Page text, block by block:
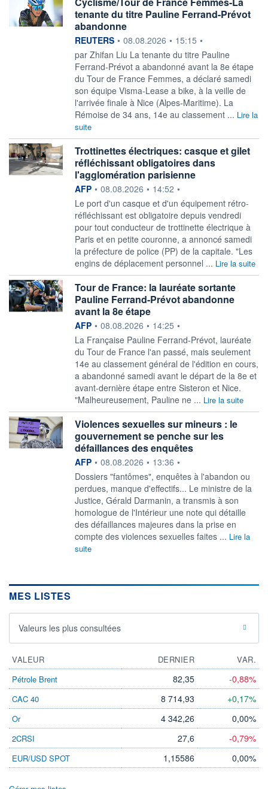
tenante du titre Pauline Ferrand-Prévot
abandonne
information fournie par
REUTERS • 08.08.2026 • 15:15 •
par Zhifan Liu La tenante du titre Pauline
Ferrand-Prévot a ‌abandonné avant la 8e étape
du Tour de France Femmes, a déclaré samedi
son équipe Visma-Lease a bike, à la veille ​de
l'arrivée finale à Nice (Alpes-Maritime). La
Rémoise de 34 ans, 14e au classement ... Lire la
suite
Trottinettes électriques: casque et gilet
réfléchissant obligatoires dans
l'agglomération parisienne
information fournie par
AFP • 08.08.2026 • 14:52 •
Le port d'un casque et d'un équipement rétro-
réfléchissant est obligatoire depuis vendredi
pour tout conducteur de trottinette électrique à
Paris et en petite couronne, a annoncé samedi
la préfecture de police (PP) de la capitale. "Les
engins de déplacement personnel ... Lire la suite
Tour de France: la lauréate sortante
Pauline Ferrand-Prévot abandonne
avant la 8e étape
information fournie par
AFP • 08.08.2026 • 14:25 •
La Française Pauline Ferrand-Prévot, lauréate
du Tour de France l'an passé, mais seulement
14e au classement général de l'édition en cours,
a abandonné samedi avant le départ de la 8e et
avant-dernière étape entre Sisteron et Nice.
"Malheureusement, Pauline ne ... Lire la suite
Violences sexuelles sur mineurs : le
gouvernement se penche sur les
défaillances des enquêtes
information fournie par
AFP • 08.08.2026 • 13:36 •
Dossiers "fantômes", enquêtes à l'abandon ou
perdues, manque d'effectifs... Le ministre de la
Justice, Gérald Darmanin, a transmis à son
homologue de l'Intérieur une note qui détaille
des défaillances majeures dans la prise en
compte des violences sexuelles faites ... Lire la
suite
MES LISTES
Valeurs les plus consultées
VALEUR DERNIER
VAR.
Pétrole Brent
82,35 -0,88%
CAC 40 8 714,93 +0,17%
Or 4 342,26 0,00%
2CRSI 27,6 -0,79%
EUR/USD SPOT 1,15586 0,00%